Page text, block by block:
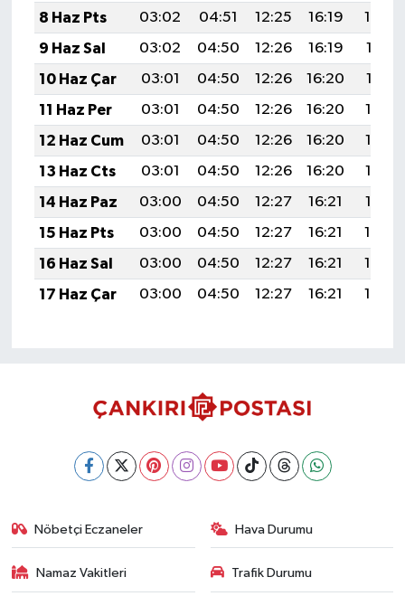
8 Haz Pts
03:02 04:51 12:25 16:19
19:50
9 Haz Sal
03:02 04:50 12:26 16:19
19:51
10 Haz Çar
03:01 04:50 12:26 16:20
19:51
11 Haz Per
03:01 04:50 12:26 16:20
19:52
12 Haz Cum
03:01 04:50 12:26 16:20
19:52
13 Haz Cts
03:01 04:50 12:26 16:20
19:53
14 Haz Paz
03:00 04:50 12:27 16:21
19:53
15 Haz Pts
03:00 04:50 12:27 16:21
19:54
16 Haz Sal
03:00 04:50 12:27 16:21
19:54
17 Haz Çar
03:00 04:50 12:27 16:21 19:54
Nöbetçi Eczaneler Hava Durumu
Namaz Vakitleri Trafik Durumu